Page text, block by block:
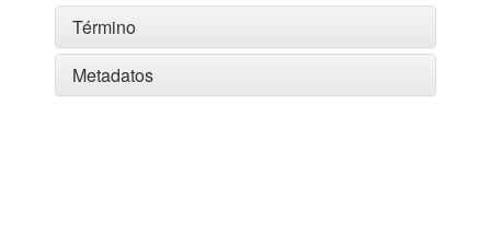
Término
Metadatos